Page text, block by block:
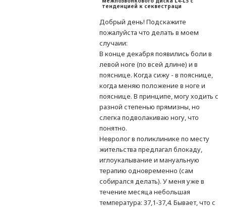
тенденцией к секвестраци
Добрый день! Подскажите
пожалуйста что делать в моем
случаии:
В конце декабря появились боли в
левой ноге (по всей длине) и в
пояснице. Когда сижу - в пояснице,
когда меняю положение в ноге и
пояснице. В принципе, могу ходить с
разной степенью прямизны, но
слегка подволакиваю ногу, что
понятно.
Невролог в поликлинике по месту
жительства предлагал блокаду,
иглоукалывание и мануальную
терапию одновременно (сам
собирался делать). У меня уже в
течение месяца небольшая
температура: 37,1-37,4. Бывает, что с